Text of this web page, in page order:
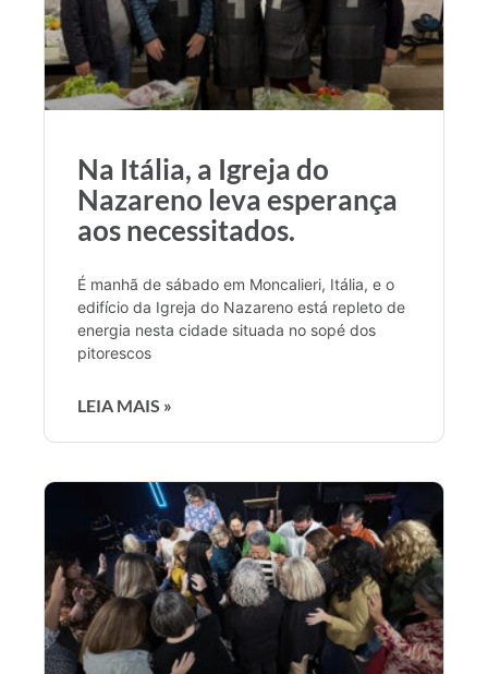
Na Itália, a Igreja do
Nazareno leva esperança
aos necessitados.
É manhã de sábado em Moncalieri, Itália, e o
edifício da Igreja do Nazareno está repleto de
energia nesta cidade situada no sopé dos
pitorescos
LEIA MAIS »